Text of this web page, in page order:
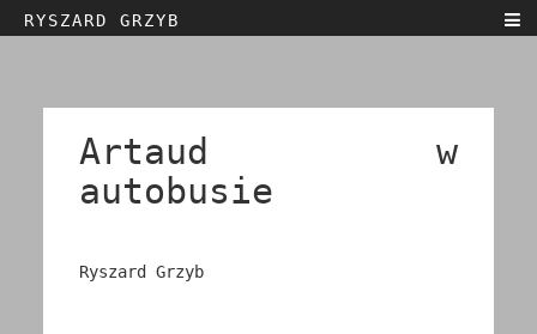
Artaud w
autobusie
Ryszard Grzyb
RYSZARD GRZYB
Kontakt